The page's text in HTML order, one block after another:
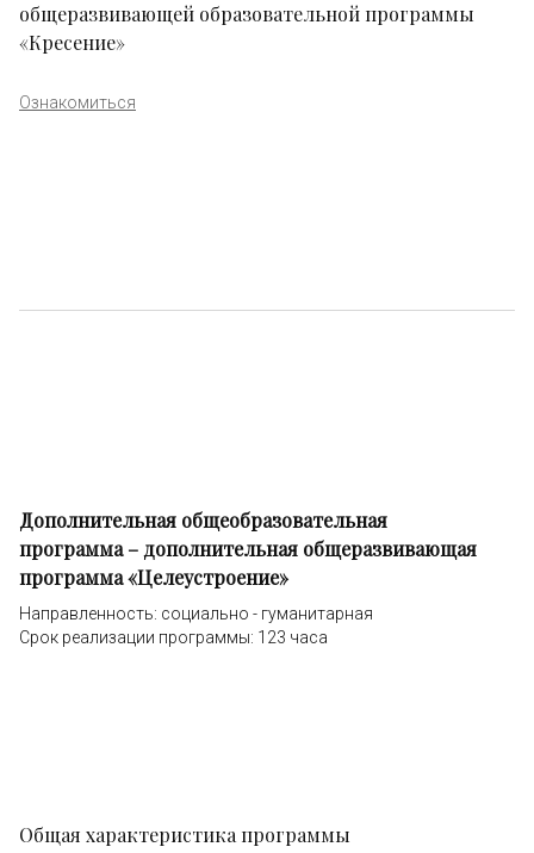
общеразвивающей образовательной программы
«Кресение»
Ознакомиться
Дополнительная общеобразовательная
программа – дополнительная общеразвивающая
программа «Целеустроение»
Направленность: социально - гуманитарная
Срок реализации программы: 123 часа
Общая характеристика программы